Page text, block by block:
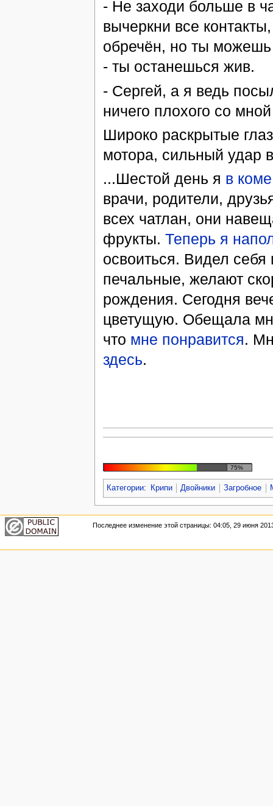
- Не заходи больше в
вычеркни все
обречён, но ты можешь
- ты останешься жив.
- Сергей, а я ведь
ничего плохого со
Широко раскрытые
мотора, сильный удар
...Шестой день я в коме
врачи, родители,
всех чатлан, они
фрукты. Теперь я
освоиться. Видел
печальные, желают
рождения. Сегодня
цветущую. Обещала
что мне понравится.
здесь.
75%
Категории: Крипи Двойники Загробное
Последнее изменение этой страницы: 04:05, 29 июня